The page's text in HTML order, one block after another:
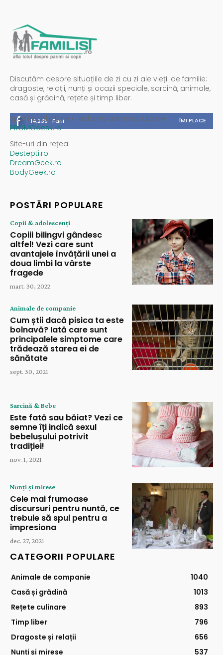
Discutăm despre situațiile de zi cu zi ale vieții de familie:
dragoste, relații, nunți și ocazii speciale, sarcină, animale,
casă și grădină, rețete și timp liber.
14,235 Fani ÎMI PLACE
Spații publicitare / reclamă administrată de
PROMOdesk.ro
Site-uri din rețea:
Destepti.ro
DreamGeek.ro
BodyGeek.ro
POSTĂRI POPULARE
Copii & adolescenți
Copiii bilingvi gândesc
altfel! Vezi care sunt
avantajele învățării unei a
doua limbi la vârste
fragede
mart. 30, 2022
Animale de companie
Cum știi dacă pisica ta este
bolnavă? Iată care sunt
principalele simptome care
trădează starea ei de
sănătate
sept. 30, 2021
Sarcină & Bebe
Este fată sau băiat? Vezi ce
semne îți indică sexul
bebelușului potrivit
tradiției!
nov. 1, 2021
Nunți și mirese
Cele mai frumoase
discursuri pentru nuntă, ce
trebuie să spui pentru a
impresiona
dec. 27, 2021
CATEGORII POPULARE
Animale de companie
1040
Casă și grădină
1013
Rețete culinare
893
Timp liber
796
Dragoste și relații
656
Nunți și mirese
537